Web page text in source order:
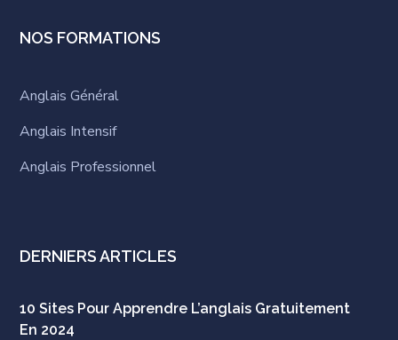
NOS FORMATIONS
Anglais Général
Anglais Intensif
Anglais Professionnel
DERNIERS ARTICLES
10 Sites Pour Apprendre L’anglais Gratuitement
En 2024